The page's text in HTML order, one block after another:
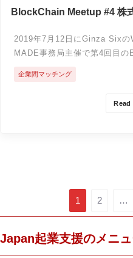
BlockChain Meetup #4 株
2019年7月12日にGinza Sixの
MADE事務局主催で第4回目
Read
企業間マッチング
1 2 …
Japan起業支援のメニュ